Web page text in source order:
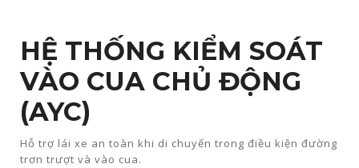
HỆ THỐNG KIỂM SOÁT
VÀO CUA CHỦ ĐỘNG
(AYC)
Hỗ trợ lái xe an toàn khi di chuyển trong điều kiện đường
trơn trượt và vào cua.